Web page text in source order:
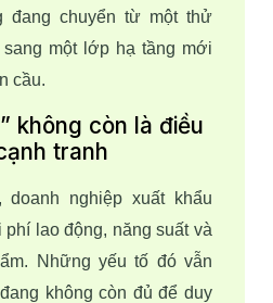
đang chuyển từ một thử
một lớp hạ tầng mới
cầu.
không còn là điều
tranh
doanh nghiệp xuất khẩu
lao động, năng suất và
Những yếu tố đó vẫn
không còn đủ để duy